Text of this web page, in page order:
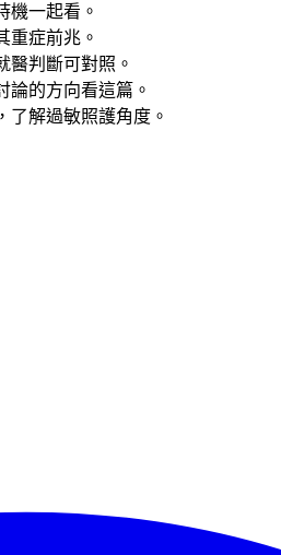
機一起看。
重症前兆。
醫判斷可對照。
論的方向看這篇。
了解過敏照護角度。